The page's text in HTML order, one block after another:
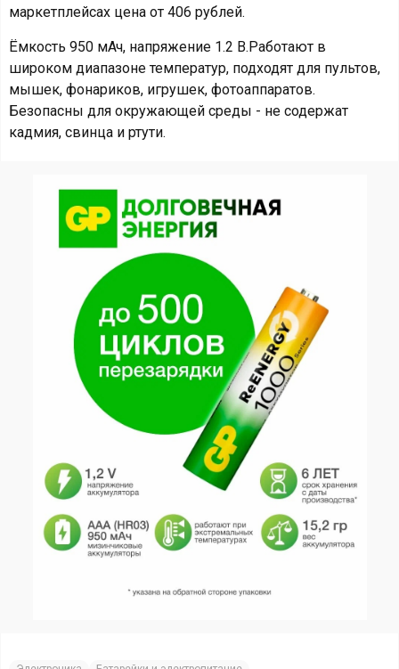
маркетплейсах цена от 406 рублей.
Ёмкость 950 мАч, напряжение 1.2 В.Работают в
широком диапазоне температур, подходят для пультов,
мышек, фонариков, игрушек, фотоаппаратов.
Безопасны для окружающей среды - не содержат
кадмия, свинца и ртути.